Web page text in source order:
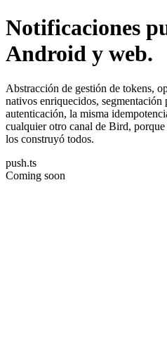
Notificaciones
Android y web.
Abstracción de gestión de tokens,
nativos enriquecidos, segmentación
autenticación, la misma
cualquier otro canal de Bird,
los construyó todos.
push.ts
Coming soon